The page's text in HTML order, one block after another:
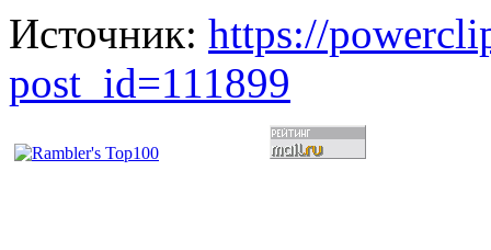
Источник: https://
post_id=111899